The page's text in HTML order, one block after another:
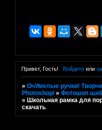
Привет, Гость! Войдитеили
»ОчУмелые ручки!
Photoshop/ »Фотошоп
» Школьная рамка для
скачать